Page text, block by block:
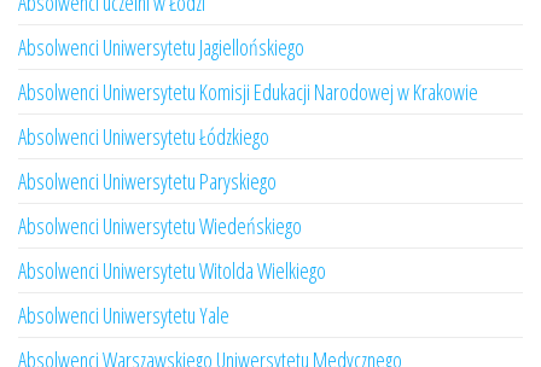
Absolwenci Uniwersytetu Jagiellońskiego
Absolwenci Uniwersytetu Komisji Edukacji Narodowej w Krakowie
Absolwenci Uniwersytetu Łódzkiego
Absolwenci Uniwersytetu Paryskiego
Absolwenci Uniwersytetu Wiedeńskiego
Absolwenci Uniwersytetu Witolda Wielkiego
Absolwenci Uniwersytetu Yale
Absolwenci Warszawskiego Uniwersytetu Medycznego